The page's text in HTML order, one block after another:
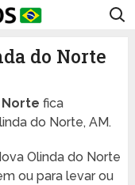
do Norte
fica
do Norte, AM.
Olinda do Norte
ou para levar ou